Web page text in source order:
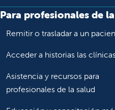
Para profesionales de
Remitir o trasladar a un
Acceder a historias las
Asistencia y recursos para
profesionales de la salud